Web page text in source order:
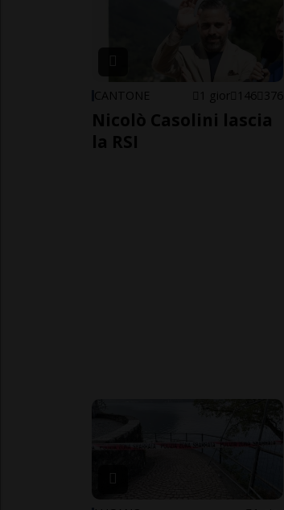
CANTONE 1 gior 146 376
Nicolò Casolini lascia
la RSI